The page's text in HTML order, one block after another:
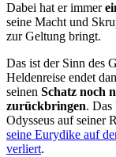
Dabei hat er immer
sei­ne Macht und
zur Gel­tung bringt.
Das ist der Sinn des
Helden­reise endet
seinen Schatz noch
zurückbringen. Das
Odysseus auf seiner
seine Eurydike auf
verliert.